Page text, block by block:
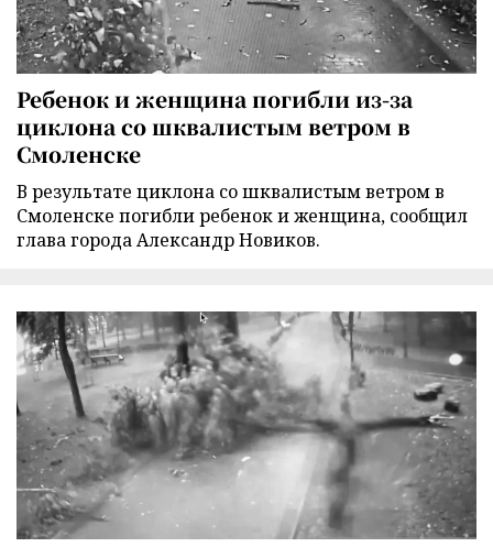
Ребенок и женщина погибли из-за
циклона со шквалистым ветром в
Смоленске
В результате циклона со шквалистым ветром в
Смоленске погибли ребенок и женщина, сообщил
глава города Александр Новиков.